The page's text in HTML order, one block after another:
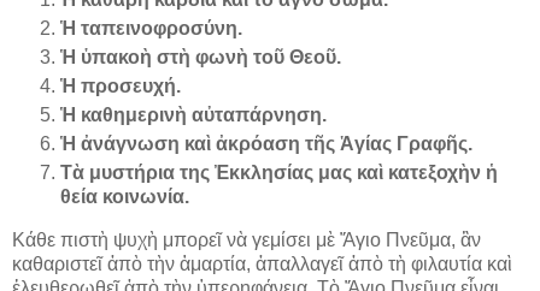
Ἡ ταπεινοφροσύνη.
Ἡ ὑπακοὴ στὴ φωνὴ τοῦ Θεοῦ.
Ἡ προσευχή.
Ἡ καθημερινὴ αὐταπάρνηση.
Ἡ ἀνάγνωση καὶ ἀκρόαση τῆς Ἁγίας Γραφῆς.
Τὰ μυστήρια της Ἐκκλησίας μας καὶ κατεξοχὴν ἡ
θεία κοινωνία.
Κάθε πιστὴ ψυχὴ μπορεῖ νὰ γεμίσει μὲ Ἅγιο Πνεῦμα, ἂν
καθαριστεῖ ἀπὸ τὴν ἁμαρτία, ἀπαλλαγεῖ ἀπὸ τὴ φιλαυτία καὶ